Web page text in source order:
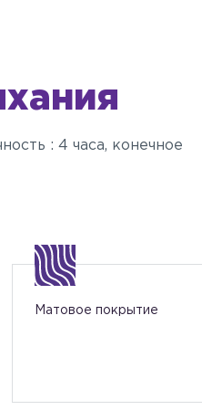
: 4 часа, конечное
Матовое покрытие